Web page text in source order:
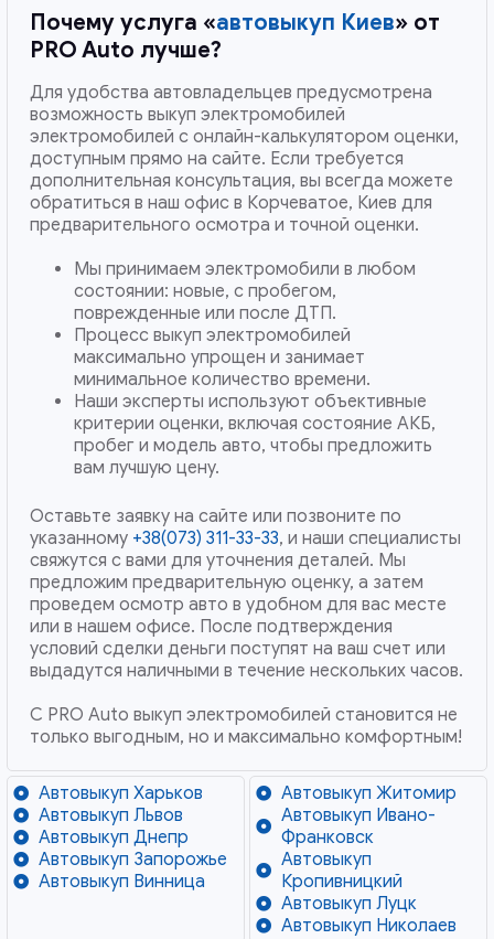
Почему услуга «автовыкуп Киев» от
PRO Auto лучше?
Для удобства автовладельцев предусмотрена
возможность выкуп электромобилей
электромобилей с онлайн-калькулятором оценки,
доступным прямо на сайте. Если требуется
дополнительная консультация, вы всегда можете
обратиться в наш офис в Корчеватое, Киев для
предварительного осмотра и точной оценки.
Мы принимаем электромобили в любом
состоянии: новые, с пробегом,
поврежденные или после ДТП.
Процесс выкуп электромобилей
максимально упрощен и занимает
минимальное количество времени.
Наши эксперты используют объективные
критерии оценки, включая состояние АКБ,
пробег и модель авто, чтобы предложить
вам лучшую цену.
Оставьте заявку на сайте или позвоните по
указанному +38(073) 311-33-33, и наши специалисты
свяжутся с вами для уточнения деталей. Мы
предложим предварительную оценку, а затем
проведем осмотр авто в удобном для вас месте
или в нашем офисе. После подтверждения
условий сделки деньги поступят на ваш счет или
выдадутся наличными в течение нескольких часов.
С PRO Auto выкуп электромобилей становится не
только выгодным, но и максимально комфортным!
Автовыкуп Харьков
Автовыкуп Львов
Автовыкуп Днепр
Автовыкуп Запорожье
Автовыкуп Винница
Автовыкуп Житомир
Автовыкуп Ивано-
Франковск
Автовыкуп
Кропивницкий
Автовыкуп Луцк
Автовыкуп Николаев